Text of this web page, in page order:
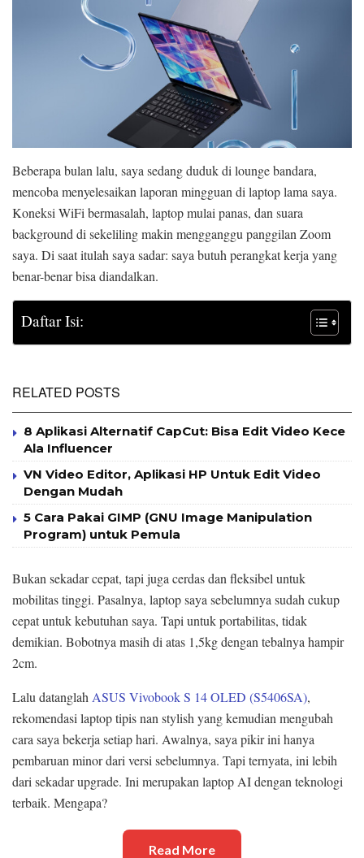
Beberapa bulan lalu, saya sedang duduk di lounge bandara,
mencoba menyelesaikan laporan mingguan di laptop lama saya.
Koneksi WiFi bermasalah, laptop mulai panas, dan suara
background di sekeliling makin mengganggu panggilan Zoom
saya. Di saat itulah saya sadar: saya butuh perangkat kerja yang
benar-benar bisa diandalkan.
Daftar Isi:
RELATED POSTS
8 Aplikasi Alternatif CapCut: Bisa Edit Video Kece
Ala Influencer
VN Video Editor, Aplikasi HP Untuk Edit Video
Dengan Mudah
5 Cara Pakai GIMP (GNU Image Manipulation
Program) untuk Pemula
Bukan sekadar cepat, tapi juga cerdas dan fleksibel untuk
mobilitas tinggi. Pasalnya, laptop saya sebelumnya sudah cukup
cepat untuk kebutuhan saya. Tapi untuk portabilitas, tidak
demikian. Bobotnya masih di atas 1,5kg dengan tebalnya hampir
2cm.
Lalu datanglah ASUS Vivobook S 14 OLED (S5406SA),
rekomendasi laptop tipis nan stylish yang kemudian mengubah
cara saya bekerja setiap hari. Awalnya, saya pikir ini hanya
pembaruan minor dari versi sebelumnya. Tapi ternyata, ini lebih
dari sekadar upgrade. Ini merupakan laptop AI dengan teknologi
terbaik. Mengapa?
Read More